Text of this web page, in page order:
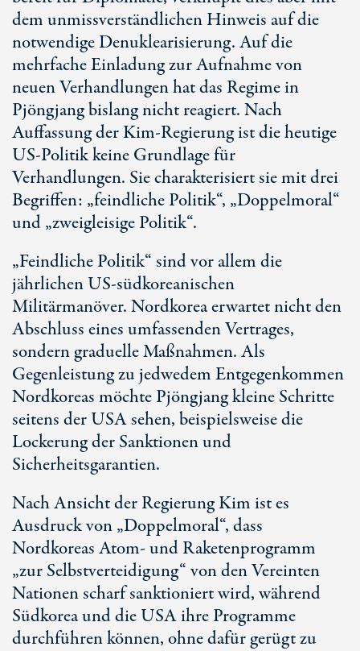
dem unmissverständlichen Hinweis auf die
notwendige Denuklearisierung. Auf die
mehrfache Einladung zur Aufnahme von
neuen Verhandlungen hat das Regime in
Pjöngjang bislang nicht reagiert. Nach
Auffassung der Kim-Regierung ist die heutige
US-Politik keine Grundlage für
Verhandlungen. Sie charakterisiert sie mit drei
Begriffen: „feindliche Politik“, „Doppelmoral“
und „zweigleisige Politik“.
„Feindliche Politik“ sind vor allem die
jährlichen US-südkoreanischen
Militärmanöver. Nordkorea erwartet nicht den
Abschluss eines umfassenden Vertrages,
sondern graduelle Maßnahmen. Als
Gegenleistung zu jedwedem Entgegenkommen
Nordkoreas möchte Pjöngjang kleine Schritte
seitens der USA sehen, beispielsweise die
Lockerung der Sanktionen und
Sicherheitsgarantien.
Nach Ansicht der Regierung Kim ist es
Ausdruck von „Doppelmoral“, dass
Nordkoreas Atom- und Raketenprogramm
„zur Selbstverteidigung“ von den Vereinten
Nationen scharf sanktioniert wird, während
Südkorea und die USA ihre Programme
durchführen können, ohne dafür gerügt zu